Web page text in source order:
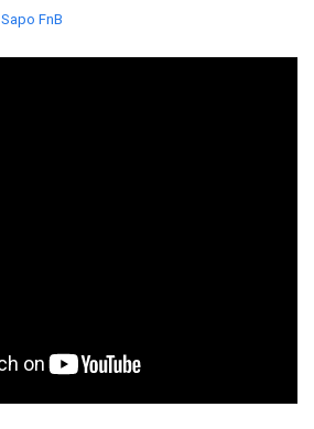
Sapo FnB